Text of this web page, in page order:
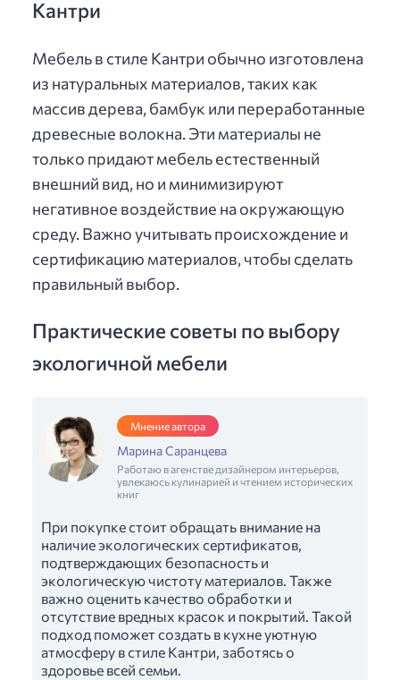
Кантри
Мебель в стиле Кантри обычно изготовлена
из натуральных материалов, таких как
массив дерева, бамбук или переработанные
древесные волокна. Эти материалы не
только придают мебель естественный
внешний вид, но и минимизируют
негативное воздействие на окружающую
среду. Важно учитывать происхождение и
сертификацию материалов, чтобы сделать
правильный выбор.
Практические советы по выбору
экологичной мебели
Мнение автора
Марина Саранцева
Работаю в агенстве дизайнером интерьеров,
увлекаюсь кулинарией и чтением исторических
книг
При покупке стоит обращать внимание на
наличие экологических сертификатов,
подтверждающих безопасность и
экологическую чистоту материалов. Также
важно оценить качество обработки и
отсутствие вредных красок и покрытий. Такой
подход поможет создать в кухне уютную
атмосферу в стиле Кантри, заботясь о
здоровье всей семьи.